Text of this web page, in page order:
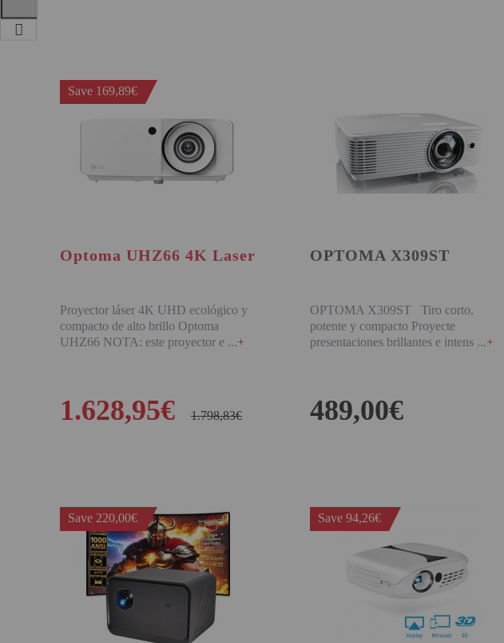
Save 169,89€
Optoma UHZ66 4K Laser
Proyector láser 4K UHD ecológico y
compacto de alto brillo Optoma
UHZ66 NOTA: este proyector e
+
1.628,95€ 1.798,83€
OPTOMA X309ST
OPTOMA X309ST Tiro corto,
potente y compacto Proyecte
presentaciones brillantes e intens
+
489,00€
Save 220,00€ Save 94,26€